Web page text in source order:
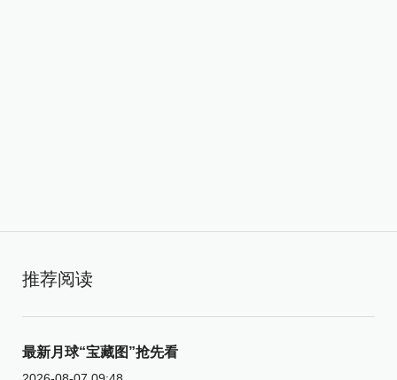
推荐阅读
最新月球“宝藏图”抢先看